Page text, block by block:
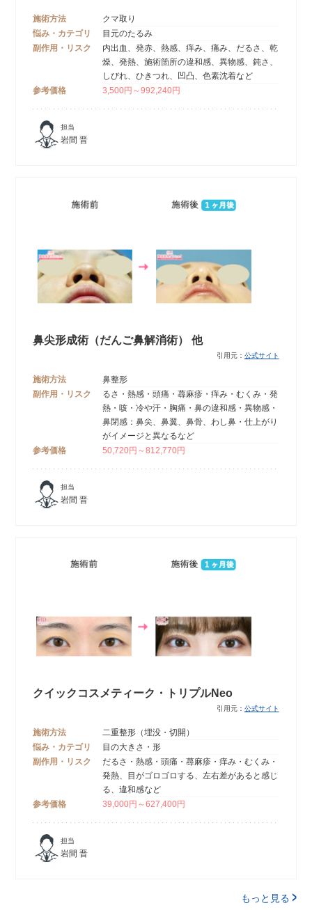
施術方法
クマ取り
悩み・カテゴリ
目元のたるみ
副作用・リスク
内出血、発赤、熱感、痒み、痛み、だるさ、乾
燥、発熱、施術箇所の違和感、異物感、鈍さ、
しびれ、ひきつれ、凹凸、色素沈着など
参考価格
3,500円～992,240円
担当
岩間 晋
鼻尖形成術（だんご鼻解消術） 他
引用元： 公式サイト
施術方法
鼻整形
副作用・リスク
るさ・熱感・頭痛・蕁麻疹・痒み・むくみ・発
熱・咳・冷や汗・胸痛・鼻の違和感・異物感・
鼻閉感：鼻尖、鼻翼、鼻骨、わし鼻・仕上がり
がイメージと異なるなど
参考価格
50,720円～812,770円
担当
岩間 晋
クイックコスメティーク・トリプルNeo
引用元： 公式サイト
施術方法
二重整形（埋没・切開）
悩み・カテゴリ
目の大きさ・形
副作用・リスク
だるさ・熱感・頭痛・蕁麻疹・痒み・むくみ・
発熱、目がゴロゴロする、左右差があると感じ
る、違和感など
参考価格
39,000円～627,400円
担当
岩間 晋
もっと見る